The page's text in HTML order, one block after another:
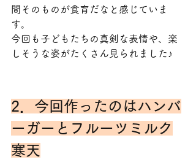
間そのものが食育だなと感じていま
す。
今回も子どもたちの真剣な表情や、楽
しそうな姿がたくさん見られました♪
2．今回作ったのはハンバ
ーガーとフルーツミルク
寒天